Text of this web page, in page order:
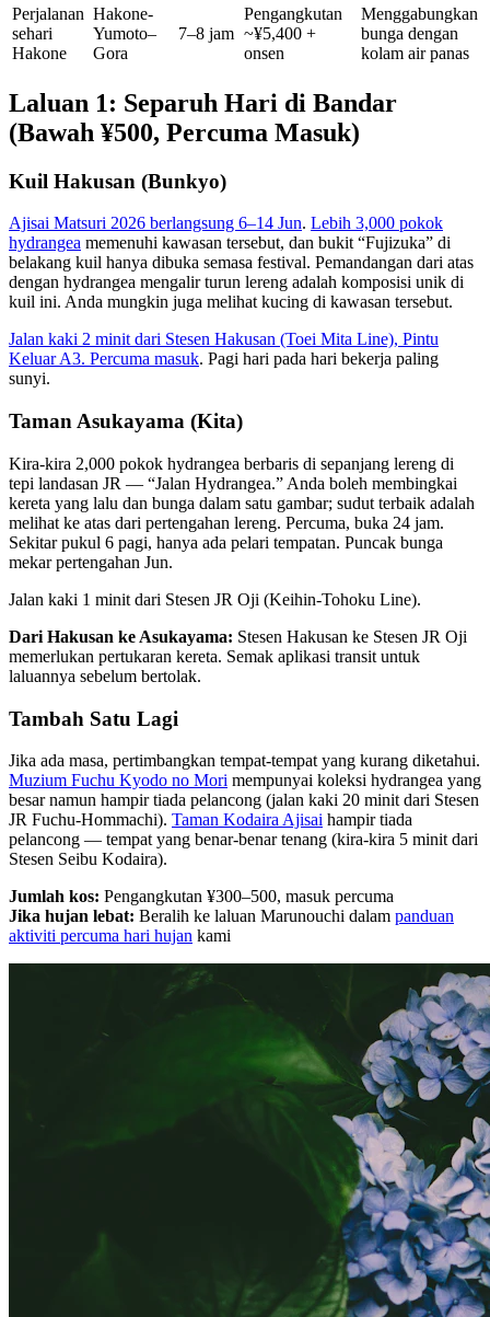
Perjalanan
sehari
Hakone
Hakone-
Yumoto–
Gora
7–8 jam
Pengangkutan
~¥5,400 +
onsen
Menggabungkan
bunga dengan
kolam air panas
Laluan 1: Separuh Hari di Bandar
(Bawah ¥500, Percuma Masuk)
Kuil Hakusan (Bunkyo)
Ajisai Matsuri 2026 berlangsung 6–14 Jun. Lebih 3,000 pokok
hydrangea memenuhi kawasan tersebut, dan bukit “Fujizuka” di
belakang kuil hanya dibuka semasa festival. Pemandangan dari atas
dengan hydrangea mengalir turun lereng adalah komposisi unik di
kuil ini. Anda mungkin juga melihat kucing di kawasan tersebut.
Jalan kaki 2 minit dari Stesen Hakusan (Toei Mita Line), Pintu
Keluar A3. Percuma masuk. Pagi hari pada hari bekerja paling
sunyi.
Taman Asukayama (Kita)
Kira-kira 2,000 pokok hydrangea berbaris di sepanjang lereng di
tepi landasan JR — “Jalan Hydrangea.” Anda boleh membingkai
kereta yang lalu dan bunga dalam satu gambar; sudut terbaik adalah
melihat ke atas dari pertengahan lereng. Percuma, buka 24 jam.
Sekitar pukul 6 pagi, hanya ada pelari tempatan. Puncak bunga
mekar pertengahan Jun.
Jalan kaki 1 minit dari Stesen JR Oji (Keihin-Tohoku Line).
Dari Hakusan ke Asukayama: Stesen Hakusan ke Stesen JR Oji
memerlukan pertukaran kereta. Semak aplikasi transit untuk
laluannya sebelum bertolak.
Tambah Satu Lagi
Jika ada masa, pertimbangkan tempat-tempat yang kurang diketahui.
Muzium Fuchu Kyodo no Mori mempunyai koleksi hydrangea yang
besar namun hampir tiada pelancong (jalan kaki 20 minit dari Stesen
JR Fuchu-Hommachi). Taman Kodaira Ajisai hampir tiada
pelancong — tempat yang benar-benar tenang (kira-kira 5 minit dari
Stesen Seibu Kodaira).
Jumlah kos: Pengangkutan ¥300–500, masuk percuma
Jika hujan lebat: Beralih ke laluan Marunouchi dalam panduan
aktiviti percuma hari hujan kami